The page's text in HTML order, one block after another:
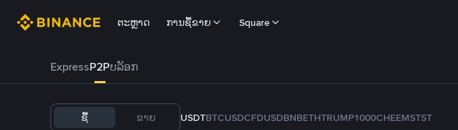
ຕະຫຼາດ ການຊື້ຂາຍ Square
ExpressP2Pບລັອກ
ຊື້ ຂາຍ USDTBTCUSDCFDUSDBNBETHTRUMP1000CHEEMSTST